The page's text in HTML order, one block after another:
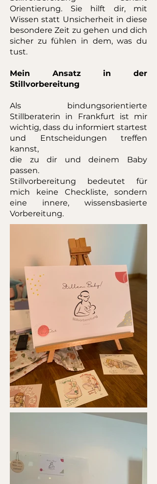
Orientierung. Sie hilft dir, mit
Wissen statt Unsicherheit in diese
besondere Zeit zu gehen und dich
sicher zu fühlen in dem, was du
tust.
Mein Ansatz in der
Stillvorbereitung
Als bindungsorientierte
Stillberaterin in Frankfurt ist mir
wichtig, dass du informiert startest
und Entscheidungen treffen
kannst,
die zu dir und deinem Baby
passen.
Stillvorbereitung bedeutet für
mich keine Checkliste, sondern
eine innere, wissensbasierte
Vorbereitung.